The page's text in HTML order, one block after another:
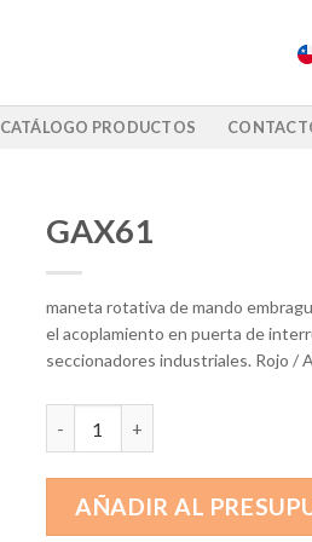
CATÁLOGO PRODUCTOS
GAX61
maneta rotativa de mando
el acoplamiento en puerta de
seccionadores industriales. Rojo /
AÑADIR AL